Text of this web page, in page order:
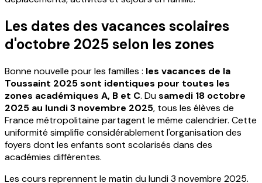
Les dates des vacances scolaires
d'octobre 2025 selon les zones
Bonne nouvelle pour les familles : les vacances de la
Toussaint 2025 sont identiques pour toutes les
zones académiques A, B et C. Dusamedi 18 octobre
2025 au lundi 3 novembre 2025, tous les élèves de
France métropolitaine partagent le même calendrier. Cette
uniformité simplifie considérablement l'organisation des
foyers dont les enfants sont scolarisés dans des
académies différentes.
Les cours reprennent le matin du lundi 3 novembre 2025.